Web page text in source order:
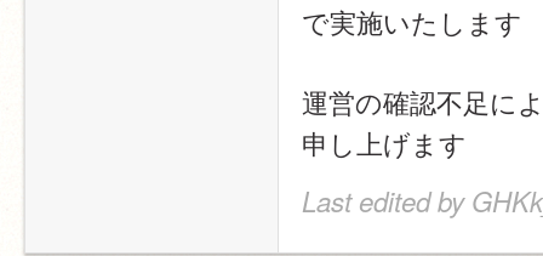
で実施いたします
運営の確認不足に
申し上げます
Last edited by